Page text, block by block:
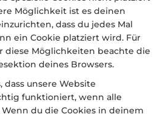
Möglichkeit ist es deinen
dass du jedes Mal
ein Cookie platziert wird. Für
diese Möglichkeiten beachte die
deines Browsers.
unsere Website
funktioniert, wenn alle
du die Cookies in deinem